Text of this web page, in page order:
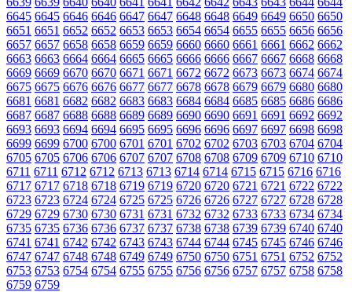
6645 6645 6646 6646 6647 6647 6648 6648 6649 6649 6650 6650
6651 6651 6652 6652 6653 6653 6654 6654 6655 6655 6656 6656
6657 6657 6658 6658 6659 6659 6660 6660 6661 6661 6662 6662
6663 6663 6664 6664 6665 6665 6666 6666 6667 6667 6668 6668
6669 6669 6670 6670 6671 6671 6672 6672 6673 6673 6674 6674
6675 6675 6676 6676 6677 6677 6678 6678 6679 6679 6680 6680
6681 6681 6682 6682 6683 6683 6684 6684 6685 6685 6686 6686
6687 6687 6688 6688 6689 6689 6690 6690 6691 6691 6692 6692
6693 6693 6694 6694 6695 6695 6696 6696 6697 6697 6698 6698
6699 6699 6700 6700 6701 6701 6702 6702 6703 6703 6704 6704
6705 6705 6706 6706 6707 6707 6708 6708 6709 6709 6710 6710
6711 6711 6712 6712 6713 6713 6714 6714 6715 6715 6716 6716
6717 6717 6718 6718 6719 6719 6720 6720 6721 6721 6722 6722
6723 6723 6724 6724 6725 6725 6726 6726 6727 6727 6728 6728
6729 6729 6730 6730 6731 6731 6732 6732 6733 6733 6734 6734
6735 6735 6736 6736 6737 6737 6738 6738 6739 6739 6740 6740
6741 6741 6742 6742 6743 6743 6744 6744 6745 6745 6746 6746
6747 6747 6748 6748 6749 6749 6750 6750 6751 6751 6752 6752
6753 6753 6754 6754 6755 6755 6756 6756 6757 6757 6758 6758
6759 6759